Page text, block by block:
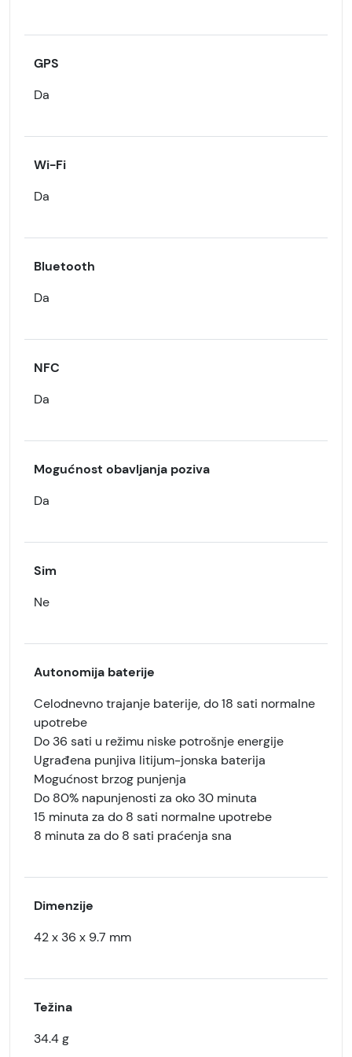
GPS
Da
Wi-Fi
Da
Bluetooth
Da
NFC
Da
Mogućnost obavljanja poziva
Da
Sim
Ne
Autonomija baterije
Celodnevno trajanje baterije, do 18 sati normalne
upotrebe
Do 36 sati u režimu niske potrošnje energije
Ugrađena punjiva litijum-jonska baterija
Mogućnost brzog punjenja
Do 80% napunjenosti za oko 30 minuta
15 minuta za do 8 sati normalne upotrebe
8 minuta za do 8 sati praćenja sna
Dimenzije
42 x 36 x 9.7 mm
Težina
34.4 g